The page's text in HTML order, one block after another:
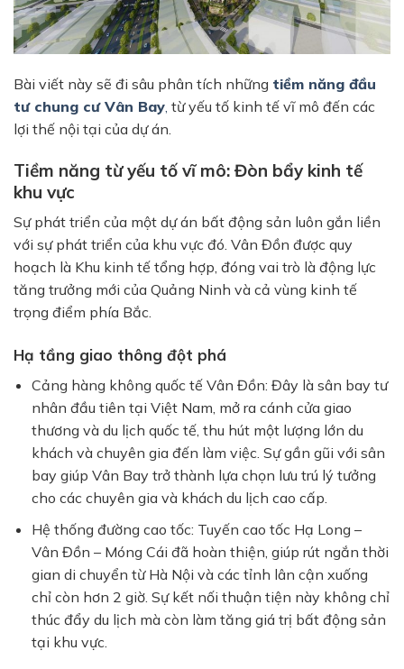
Bài viết này sẽ đi sâu phân tích những tiềm năng đầu
tư chung cư Vân Bay từ yếu tố kinh tế vĩ mô đến các
lợi thế nội tại của dự án.
Tiềm năng từ yếu tố vĩ mô: Đòn bẩy kinh tế
khu vực
Sự phát triển của một dự án bất động sản luôn gắn liền
với sự phát triển của khu vực đó. Vân Đồn được quy
hoạch là Khu kinh tế tổng hợp, đóng vai trò là động lực
tăng trưởng mới của Quảng Ninh và cả vùng kinh tế
trọng điểm phía Bắc.
Hạ tầng giao thông đột phá
Cảng hàng không quốc tế Vân Đồn: Đây là sân bay tư
nhân đầu tiên tại Việt Nam, mở ra cánh cửa giao
thương và du lịch quốc tế, thu hút một lượng lớn du
khách và chuyên gia đến làm việc. Sự gần gũi với sân
bay giúp Vân Bay trở thành lựa chọn lưu trú lý tưởng
cho các chuyên gia và khách du lịch cao cấp.
Hệ thống đường cao tốc: Tuyến cao tốc Hạ Long –
Vân Đồn – Móng Cái đã hoàn thiện, giúp rút ngắn thời
gian di chuyển từ Hà Nội và các tỉnh lân cận xuống
chỉ còn hơn 2 giờ. Sự kết nối thuận tiện này không chỉ
thúc đẩy du lịch mà còn làm tăng giá trị bất động sản
tại khu vực.